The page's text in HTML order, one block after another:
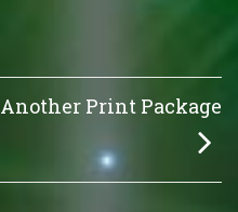
Another Print Package